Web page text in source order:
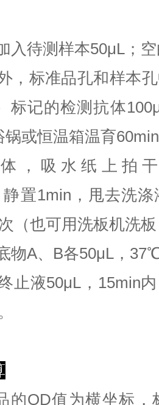
入待测样本50μL；
，标准品孔和样本
标记的检测抗体
或恒温箱温育
，吸水纸上拍
静置1min，甩去洗
（也可用洗板机洗
物A、B各50μL，
止液50μL，15min
的OD值为横坐标，